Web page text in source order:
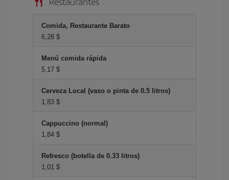
Comida, Restaurante Barato
6,28 $
Menú comida rápida
5,17 $
Cerveza Local (vaso o pinta de 0.5 litros)
1,83 $
Cappuccino (normal)
1,84 $
Refresco (botella de 0.33 litros)
1,01 $